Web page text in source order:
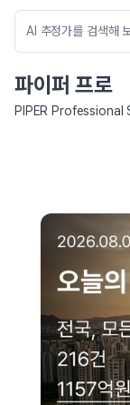
파이퍼 프로
PIPER Professional
현재 네이버 지